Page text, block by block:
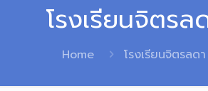
โรงเรียนจิตรล
Home โรงเรียนจิตรลดา